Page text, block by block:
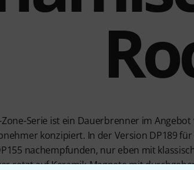
Serie ist ein Dauerbrenner im
konzipiert. In der Version DP189
nachempfunden, nur eben mit
setzt auf Keramik-Magnete mit